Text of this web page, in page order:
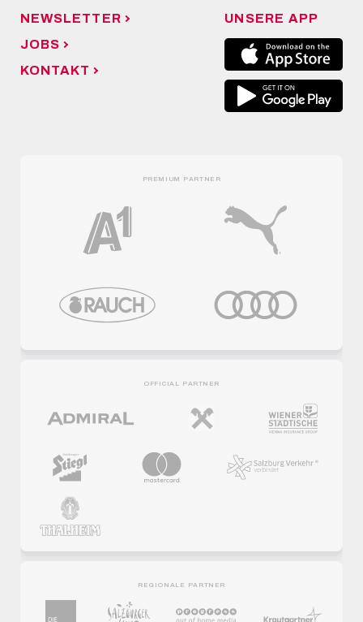
NEWSLETTER
JOBS
KONTAKT
UNSERE APP
PREMIUM PARTNER
OFFICIAL PARTNER
REGIONALE PARTNER